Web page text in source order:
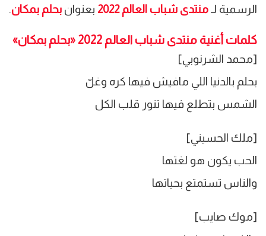
الرسمية لـمنتدى شباب العالم 2022 بعنوان بحلم بمكان.
كلمات أغنية منتدى شباب العالم 2022 «بحلم بمكان»
[محمد الشرنوبي]
بحلم بالدنيا اللي مافيش فيها كره وغلّ
الشمس بتطلع فيها تنور قلب الكل
[ملك الحسيني]
الحب يكون هو لغتها
والناس تستمتع بحياتها
[موك صايب]